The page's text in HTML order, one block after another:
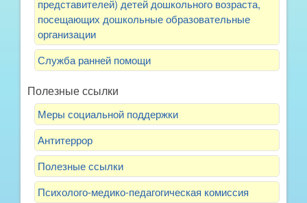
представителей) детей дошкольного возраста,
посещающих дошкольные образовательные
организации
Служба ранней помощи
Полезные ссылки
Меры социальной поддержки
Антитеррор
Полезные ссылки
Психолого-медико-педагогическая комиссия